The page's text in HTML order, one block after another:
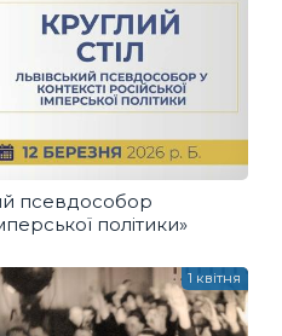
псевдособор
політики»
1 квітня